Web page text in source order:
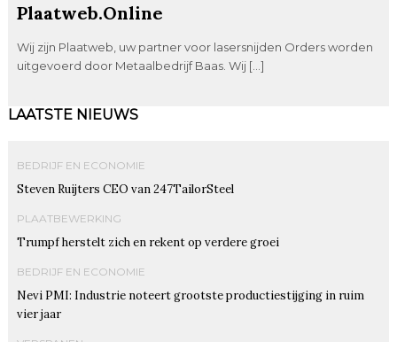
Plaatweb.Online
Wij zijn Plaatweb, uw partner voor lasersnijden Orders worden
uitgevoerd door Metaalbedrijf Baas. Wij […]
LAATSTE NIEUWS
BEDRIJF EN ECONOMIE
Steven Ruijters CEO van 247TailorSteel
PLAATBEWERKING
Trumpf herstelt zich en rekent op verdere groei
BEDRIJF EN ECONOMIE
Nevi PMI: Industrie noteert grootste productiestijging in ruim
vier jaar